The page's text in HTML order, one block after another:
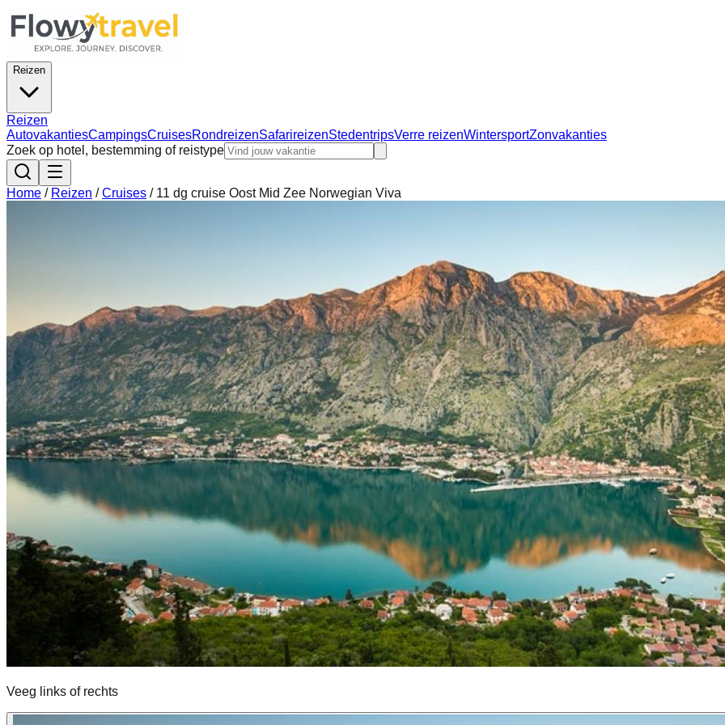
Reizen
Reizen
AutovakantiesCampingsCruisesRondreizenSafarireizenStedentripsVerre reizenWintersportZonvakanties
Zoek op hotel, bestemming of reistype
Home / Reizen /Cruises / 11 dg cruise Oost Mid Zee Norwegian Viva
Veeg links of rechts